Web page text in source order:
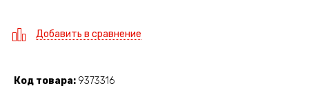
Добавить в сравнение
Код товара 9373316